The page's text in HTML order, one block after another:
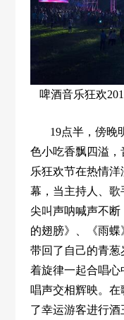
啤酒音乐狂欢
19点半，傍晚
色小吃香飘四溢，
乐狂欢节在热情
幕，当主持人、
尖叫声呐喊声不
的翅膀》、《雨
带回了自己的青
着旋律一起合唱
唱声交相辉映。
了幸运游客进行